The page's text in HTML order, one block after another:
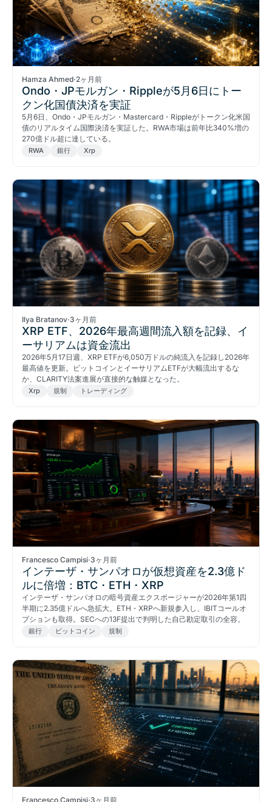
Hamza Ahmed·2ヶ月前
Ondo・JPモルガン・Rippleが5月6日にトー
クン化国債決済を実証
5月6日、Ondo・JPモルガン・Mastercard・Rippleがトークン化米国
債のリアルタイム国際決済を実証した。RWA市場は前年比340%増の
270億ドル超に達している。
RWA 銀行 Xrp
Ilya Bratanov·3ヶ月前
XRP ETF、2026年最高週間流入額を記録、イ
ーサリアムは資金流出
2026年5月17日週、XRP ETFが6,050万ドルの純流入を記録し2026年
最高値を更新。ビットコインとイーサリアムETFが大幅流出するな
か、CLARITY法案進展が直接的な触媒となった。
Xrp 規制 トレーディング
Francesco Campisi·3ヶ月前
インテーザ・サンパオロが仮想資産を2.3億ド
ルに倍増：BTC・ETH・XRP
インテーザ・サンパオロの暗号資産エクスポージャーが2026年第1四
半期に2.35億ドルへ急拡大。ETH・XRPへ新規参入し、IBITコールオ
プションも取得。SECへの13F提出で判明した自己勘定取引の全容。
銀行 ビットコイン 規制
Francesco Campisi·3ヶ月前